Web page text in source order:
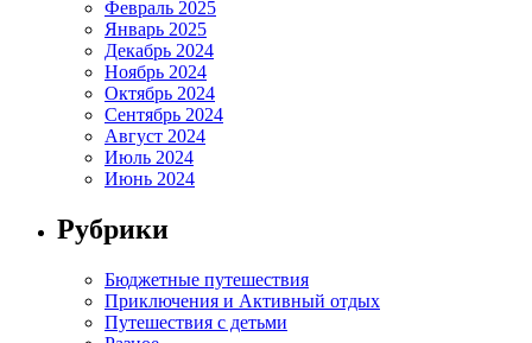
Февраль 2025
Январь 2025
Декабрь 2024
Ноябрь 2024
Октябрь 2024
Сентябрь 2024
Август 2024
Июль 2024
Июнь 2024
Рубрики
Бюджетные путешествия
Приключения и Активный отдых
Путешествия с детьми